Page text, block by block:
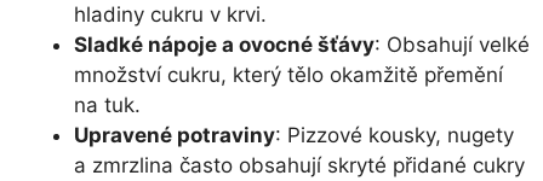
hladiny cukru v krvi.
Sladké nápoje a ovocné šťávy: Obsahují velké
množství cukru, který tělo okamžitě přemění
na tuk.
Upravené potraviny: Pizzové kousky, nugety
a zmrzlina často obsahují skryté přidané cukry